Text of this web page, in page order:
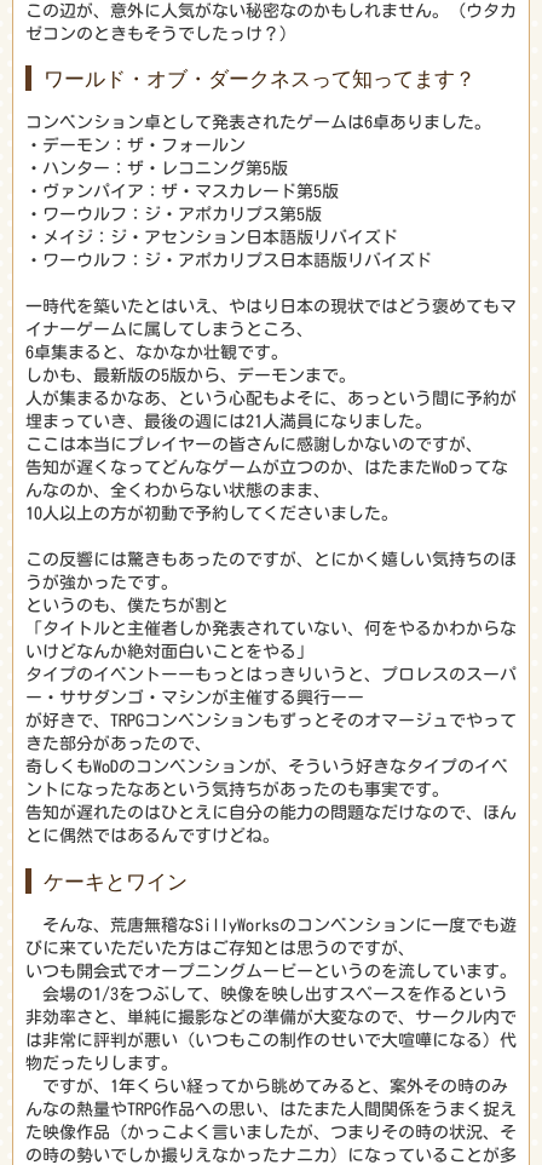
この辺が、意外に人気がない秘密なのかもしれません。（ウタカ
ゼコンのときもそうでしたっけ？）
ワールド・オブ・ダークネスって知ってます？
コンベンション卓として発表されたゲームは6卓ありました。
・デーモン：ザ・フォールン
・ハンター：ザ・レコニング第5版
・ヴァンパイア：ザ・マスカレード第5版
・ワーウルフ：ジ・アポカリプス第5版
・メイジ：ジ・アセンション日本語版リバイズド
・ワーウルフ：ジ・アポカリプス日本語版リバイズド
一時代を築いたとはいえ、やはり日本の現状ではどう褒めてもマ
イナーゲームに属してしまうところ、
6卓集まると、なかなか壮観です。
しかも、最新版の5版から、デーモンまで。
人が集まるかなあ、という心配もよそに、あっという間に予約が
埋まっていき、最後の週には21人満員になりました。
ここは本当にプレイヤーの皆さんに感謝しかないのですが、
告知が遅くなってどんなゲームが立つのか、はたまたWoDってな
んなのか、全くわからない状態のまま、
10人以上の方が初動で予約してくださいました。
この反響には驚きもあったのですが、とにかく嬉しい気持ちのほ
うが強かったです。
というのも、僕たちが割と
「タイトルと主催者しか発表されていない、何をやるかわからな
いけどなんか絶対面白いことをやる」
タイプのイベントーーもっとはっきりいうと、プロレスのスーパ
ー・ササダンゴ・マシンが主催する興行ーー
が好きで、TRPGコンベンションもずっとそのオマージュでやって
きた部分があったので、
奇しくもWoDのコンベンションが、そういう好きなタイプのイベ
ントになったなあという気持ちがあったのも事実です。
告知が遅れたのはひとえに自分の能力の問題なだけなので、ほん
とに偶然ではあるんですけどね。
ケーキとワイン
そんな、荒唐無稽なSillyWorksのコンベンションに一度でも遊
びに来ていただいた方はご存知とは思うのですが、
いつも開会式でオープニングムービーというのを流しています。
会場の1/3をつぶして、映像を映し出すスペースを作るという
非効率さと、単純に撮影などの準備が大変なので、サークル内で
は非常に評判が悪い（いつもこの制作のせいで大喧嘩になる）代
物だったりします。
ですが、1年くらい経ってから眺めてみると、案外その時のみ
んなの熱量やTRPG作品への思い、はたまた人間関係をうまく捉え
た映像作品（かっこよく言いましたが、つまりその時の状況、そ
の時の勢いでしか撮りえなかったナニカ）になっていることが多